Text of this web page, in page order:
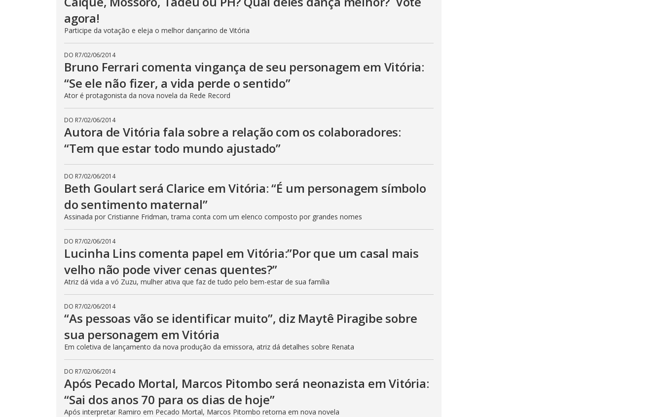
i
d
e
o
agora!
Participe da votação e eleja o melhor dançarino de Vitória
DO R7/02/06/2014
Bruno Ferrari comenta vingança de seu personagem em Vitória:
“Se ele não fizer, a vida perde o sentido”
Ator é protagonista da nova novela da Rede Record
DO R7/02/06/2014
Autora de Vitória fala sobre a relação com os colaboradores:
“Tem que estar todo mundo ajustado”
DO R7/02/06/2014
Beth Goulart será Clarice em Vitória: “É um personagem símbolo
do sentimento maternal”
Assinada por Cristianne Fridman, trama conta com um elenco composto por grandes nomes
DO R7/02/06/2014
Lucinha Lins comenta papel em Vitória:”Por que um casal mais
velho não pode viver cenas quentes?”
Atriz dá vida a vó Zuzu, mulher ativa que faz de tudo pelo bem-estar de sua família
DO R7/02/06/2014
“As pessoas vão se identificar muito”, diz Maytê Piragibe sobre
sua personagem em Vitória
Em coletiva de lançamento da nova produção da emissora, atriz dá detalhes sobre Renata
DO R7/02/06/2014
Após Pecado Mortal, Marcos Pitombo será neonazista em Vitória:
“Sai dos anos 70 para os dias de hoje”
Após interpretar Ramiro em Pecado Mortal, Marcos Pitombo retorna em nova novela